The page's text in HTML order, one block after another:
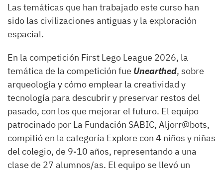
Las temáticas que han trabajado este curso han
sido las civilizaciones antiguas y la exploración
espacial.
En la competición First Lego League 2026, la
temática de la competición fue Unearthed, sobre
arqueología y cómo emplear la creatividad y
tecnología para descubrir y preservar restos del
pasado, con los que mejorar el futuro. El equipo
patrocinado por La Fundación SABIC, Aljorr@bots,
compitió en la categoría Explore con 4 niños y niñas
del colegio, de 9-10 años, representando a una
clase de 27 alumnos/as. El equipo se llevó un